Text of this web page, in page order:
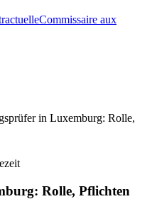
Commissaire aux
in Luxemburg: Rolle,
Rolle, Pflichten